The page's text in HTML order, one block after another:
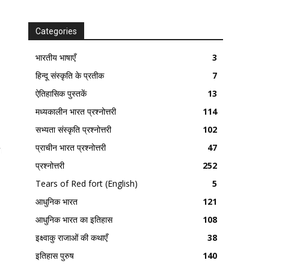
Categories
भारतीय भाषाएँ
3
हिन्दू संस्कृति के प्रतीक
7
ऐतिहासिक पुस्तकें
13
मध्यकालीन भारत प्रश्नोत्तरी
114
सभ्यता संस्कृति प्रश्नोत्तरी
102
प्राचीन भारत प्रश्नोत्तरी
47
प्रश्नोत्तरी
252
Tears of Red fort (English)
5
आधुनिक भारत
121
आधुनिक भारत का इतिहास
108
इक्ष्वाकु राजाओं की कथाएँ
38
इतिहास पुरुष
140